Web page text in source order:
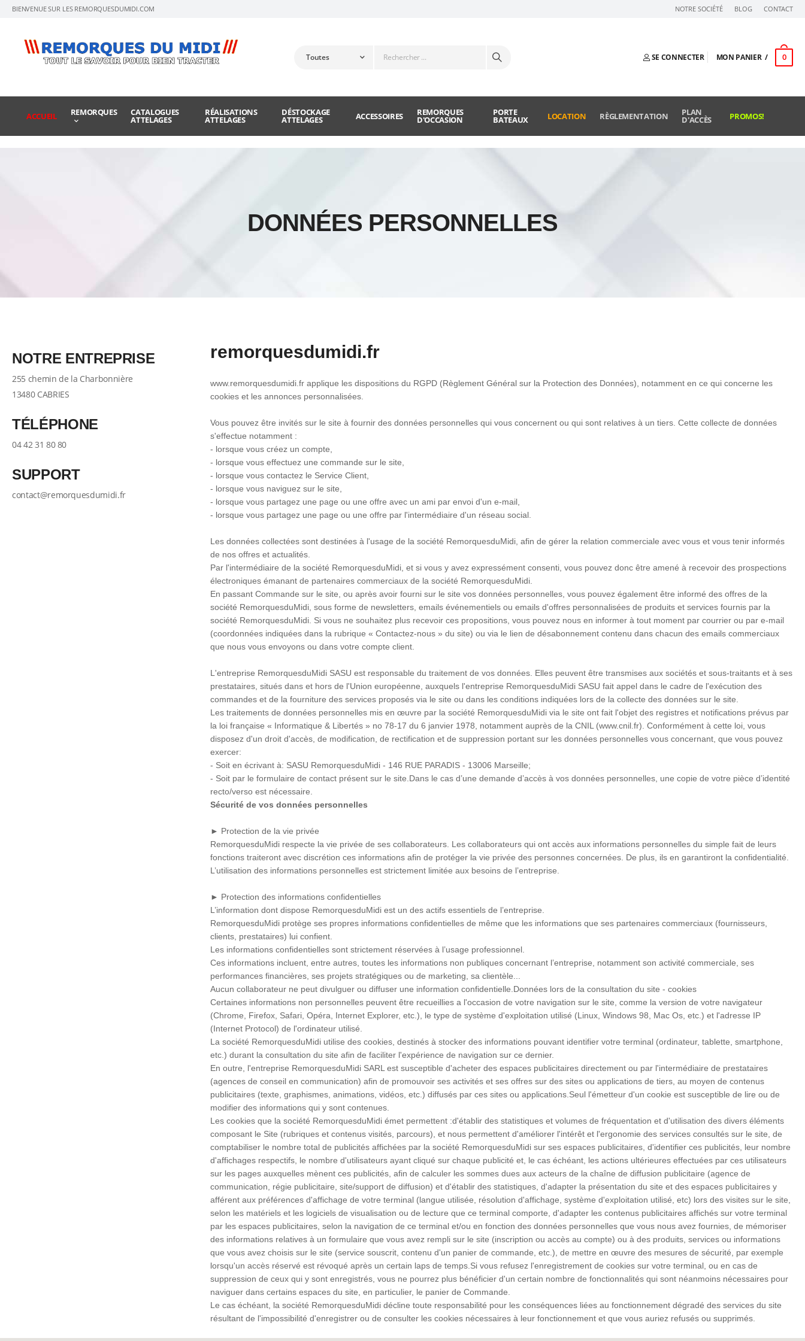
BIENVENUE SUR LES REMORQUESDUMIDI.COM NOTRE SOCIÉTÉ BLOG CONTACT
SE CONNECTER MON PANIER 0
ACCUEIL REMORQUES CATALOGUES
ATTELAGES
RÉALISATIONS
ATTELAGES
DÉSTOCKAGE
ATTELAGES ACCESSOIRES REMORQUES
D'OCCASION
PORTE
BATEAUX LOCATION RÈGLEMENTATION PLAN
D'ACCÈS PROMOS!
DONNÉES PERSONNELLES
NOTRE ENTREPRISE
255 chemin de la Charbonnière
13480 CABRIES
TÉLÉPHONE
04 42 31 80 80
SUPPORT
contact@remorquesdumidi.fr
remorquesdumidi.fr
www.remorquesdumidi.fr applique les dispositions du RGPD (Règlement Général sur la Protection des Données), notamment en ce qui concerne les
cookies et les annonces personnalisées.
Vous pouvez être invités sur le site à fournir des données personnelles qui vous concernent ou qui sont relatives à un tiers. Cette collecte de données
s'effectue notamment :
- lorsque vous créez un compte,
- lorsque vous effectuez une commande sur le site,
- lorsque vous contactez le Service Client,
- lorsque vous naviguez sur le site,
- lorsque vous partagez une page ou une offre avec un ami par envoi d'un e-mail,
- lorsque vous partagez une page ou une offre par l'intermédiaire d'un réseau social.
Les données collectées sont destinées à l'usage de la société RemorquesduMidi, afin de gérer la relation commerciale avec vous et vous tenir informés
de nos offres et actualités.
Par l'intermédiaire de la société RemorquesduMidi, et si vous y avez expressément consenti, vous pouvez donc être amené à recevoir des prospections
électroniques émanant de partenaires commerciaux de la société RemorquesduMidi.
En passant Commande sur le site, ou après avoir fourni sur le site vos données personnelles, vous pouvez également être informé des offres de la
société RemorquesduMidi, sous forme de newsletters, emails événementiels ou emails d'offres personnalisées de produits et services fournis par la
société RemorquesduMidi. Si vous ne souhaitez plus recevoir ces propositions, vous pouvez nous en informer à tout moment par courrier ou par e-mail
(coordonnées indiquées dans la rubrique « Contactez-nous » du site) ou via le lien de désabonnement contenu dans chacun des emails commerciaux
que nous vous envoyons ou dans votre compte client.
L'entreprise RemorquesduMidi SASU est responsable du traitement de vos données. Elles peuvent être transmises aux sociétés et sous-traitants et à ses
prestataires, situés dans et hors de l'Union européenne, auxquels l'entreprise RemorquesduMidi SASU fait appel dans le cadre de l'exécution des
commandes et de la fourniture des services proposés via le site ou dans les conditions indiquées lors de la collecte des données sur le site.
Les traitements de données personnelles mis en œuvre par la société RemorquesduMidi via le site ont fait l'objet des registres et notifications prévus par
la loi française « Informatique & Libertés » no 78-17 du 6 janvier 1978, notamment auprès de la CNIL (www.cnil.fr). Conformément à cette loi, vous
disposez d'un droit d'accès, de modification, de rectification et de suppression portant sur les données personnelles vous concernant, que vous pouvez
exercer:
- Soit en écrivant à: SASU RemorquesduMidi - 146 RUE PARADIS - 13006 Marseille;
- Soit par le formulaire de contact présent sur le site.Dans le cas d’une demande d’accès à vos données personnelles, une copie de votre pièce d’identité
recto/verso est nécessaire.
Sécurité de vos données personnelles
► Protection de la vie privée
RemorquesduMidi respecte la vie privée de ses collaborateurs. Les collaborateurs qui ont accès aux informations personnelles du simple fait de leurs
fonctions traiteront avec discrétion ces informations afin de protéger la vie privée des personnes concernées. De plus, ils en garantiront la confidentialité.
L’utilisation des informations personnelles est strictement limitée aux besoins de l’entreprise.
► Protection des informations confidentielles
L’information dont dispose RemorquesduMidi est un des actifs essentiels de l’entreprise.
RemorquesduMidi protège ses propres informations confidentielles de même que les informations que ses partenaires commerciaux (fournisseurs,
clients, prestataires) lui confient.
Les informations confidentielles sont strictement réservées à l’usage professionnel.
Ces informations incluent, entre autres, toutes les informations non publiques concernant l’entreprise, notamment son activité commerciale, ses
performances financières, ses projets stratégiques ou de marketing, sa clientèle...
Aucun collaborateur ne peut divulguer ou diffuser une information confidentielle.Données lors de la consultation du site - cookies
Certaines informations non personnelles peuvent être recueillies a l'occasion de votre navigation sur le site, comme la version de votre navigateur
(Chrome, Firefox, Safari, Opéra, Internet Explorer, etc.), le type de système d'exploitation utilisé (Linux, Windows 98, Mac Os, etc.) et l'adresse IP
(Internet Protocol) de l'ordinateur utilisé.
La société RemorquesduMidi utilise des cookies, destinés à stocker des informations pouvant identifier votre terminal (ordinateur, tablette, smartphone,
etc.) durant la consultation du site afin de faciliter l'expérience de navigation sur ce dernier.
En outre, l'entreprise RemorquesduMidi SARL est susceptible d'acheter des espaces publicitaires directement ou par l'intermédiaire de prestataires
(agences de conseil en communication) afin de promouvoir ses activités et ses offres sur des sites ou applications de tiers, au moyen de contenus
publicitaires (texte, graphismes, animations, vidéos, etc.) diffusés par ces sites ou applications.Seul l'émetteur d'un cookie est susceptible de lire ou de
modifier des informations qui y sont contenues.
Les cookies que la société RemorquesduMidi émet permettent :d'établir des statistiques et volumes de fréquentation et d'utilisation des divers éléments
composant le Site (rubriques et contenus visités, parcours), et nous permettent d'améliorer l'intérêt et l'ergonomie des services consultés sur le site, de
comptabiliser le nombre total de publicités affichées par la société RemorquesduMidi sur ses espaces publicitaires, d'identifier ces publicités, leur nombre
d'affichages respectifs, le nombre d'utilisateurs ayant cliqué sur chaque publicité et, le cas échéant, les actions ultérieures effectuées par ces utilisateurs
sur les pages auxquelles mènent ces publicités, afin de calculer les sommes dues aux acteurs de la chaîne de diffusion publicitaire (agence de
communication, régie publicitaire, site/support de diffusion) et d'établir des statistiques, d'adapter la présentation du site et des espaces publicitaires y
afférent aux préférences d'affichage de votre terminal (langue utilisée, résolution d'affichage, système d'exploitation utilisé, etc) lors des visites sur le site,
selon les matériels et les logiciels de visualisation ou de lecture que ce terminal comporte, d'adapter les contenus publicitaires affichés sur votre terminal
par les espaces publicitaires, selon la navigation de ce terminal et/ou en fonction des données personnelles que vous nous avez fournies, de mémoriser
des informations relatives à un formulaire que vous avez rempli sur le site (inscription ou accès au compte) ou à des produits, services ou informations
que vous avez choisis sur le site (service souscrit, contenu d'un panier de commande, etc.), de mettre en œuvre des mesures de sécurité, par exemple
lorsqu'un accès réservé est révoqué après un certain laps de temps.Si vous refusez l'enregistrement de cookies sur votre terminal, ou en cas de
suppression de ceux qui y sont enregistrés, vous ne pourrez plus bénéficier d'un certain nombre de fonctionnalités qui sont néanmoins nécessaires pour
naviguer dans certains espaces du site, en particulier, le panier de Commande.
Le cas échéant, la société RemorquesduMidi décline toute responsabilité pour les conséquences liées au fonctionnement dégradé des services du site
résultant de l'impossibilité d'enregistrer ou de consulter les cookies nécessaires à leur fonctionnement et que vous auriez refusés ou supprimés.